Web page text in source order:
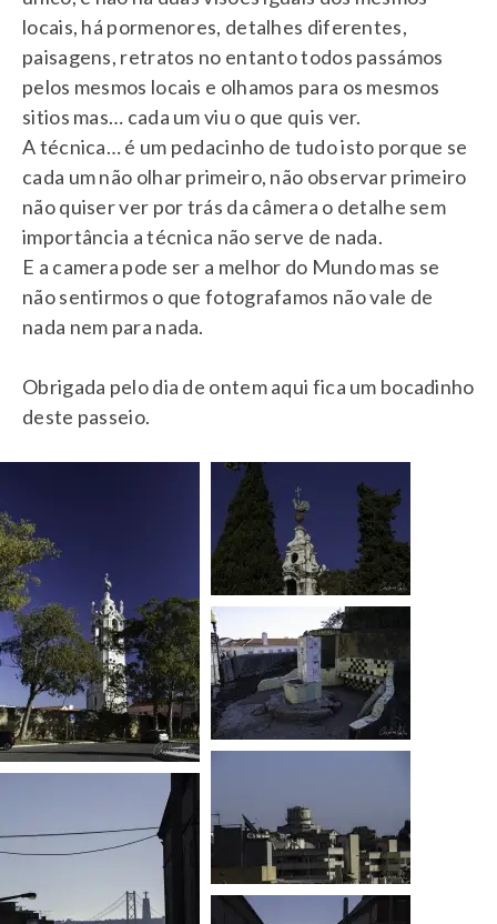
locais, há pormenores, detalhes diferentes,
paisagens, retratos no entanto todos passámos
pelos mesmos locais e olhamos para os mesmos
sitios mas… cada um viu o que quis ver.
A técnica… é um pedacinho de tudo isto porque se
cada um não olhar primeiro, não observar primeiro
não quiser ver por trás da câmera o detalhe sem
importância a técnica não serve de nada.
E a camera pode ser a melhor do Mundo mas se
não sentirmos o que fotografamos não vale de
nada nem para nada.
Obrigada pelo dia de ontem aqui fica um bocadinho
deste passeio.